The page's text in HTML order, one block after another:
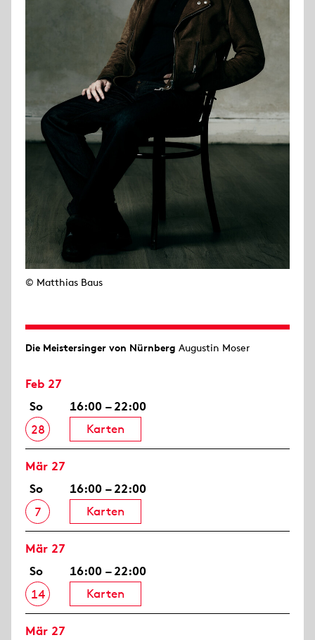
© Matthias Baus
Die Meistersinger von Nürnberg Augustin Moser
Feb 27
So
28
16:00 – 22:00
Karten
Mär 27
So
7
16:00 – 22:00
Karten
Mär 27
So
14
16:00 – 22:00
Karten
Mär 27